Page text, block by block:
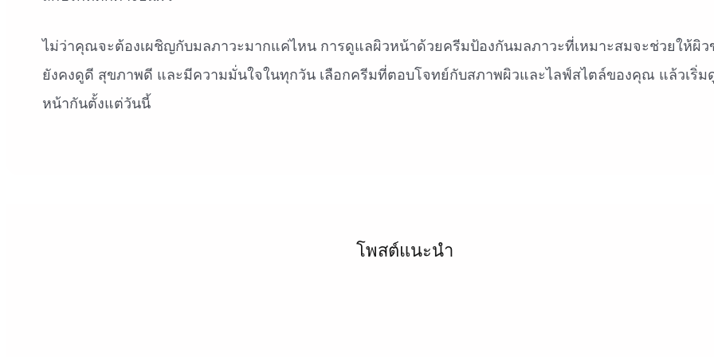
ไม่ว่าคุณจะต้องเผชิญกับมลภาวะมากแค่ไหน การดูแลผิวหน้าด้วยครีมป้องกันมลภาวะที่เหมาะสมจะช่วยให้ผิ
ยังคงดูดี สุขภาพดี และมีความมั่นใจในทุกวัน เลือกครีมที่ตอบโจทย์กับสภาพผิวและไลฟ์สไตล์ของคุณ แล้วเริ่ม
หน้ากันตั้งแต่วันนี้
โพสต์แนะนำ